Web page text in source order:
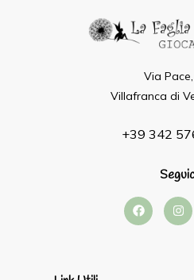
Via
Villafranca di
+39 342